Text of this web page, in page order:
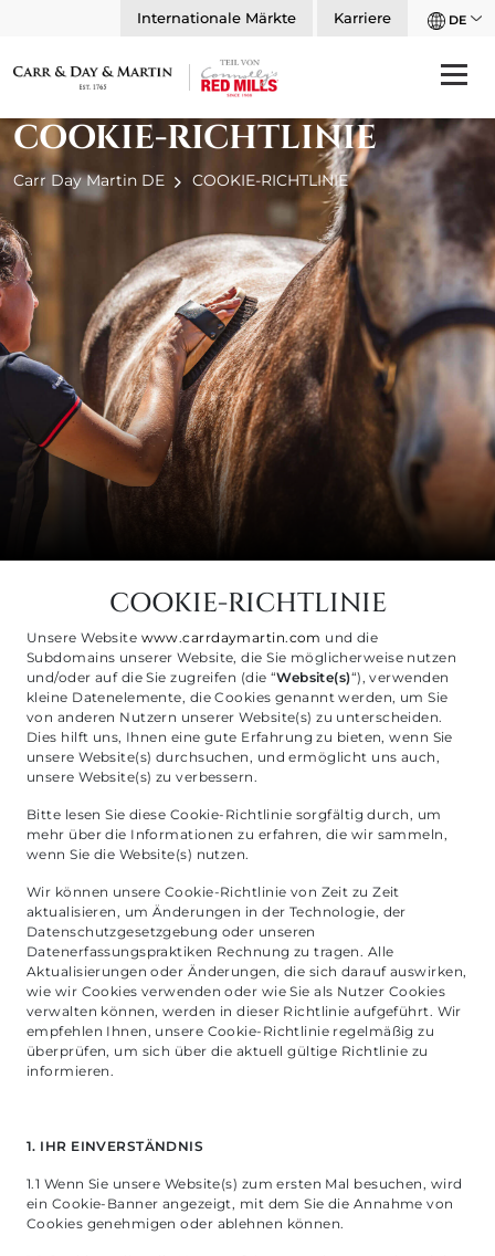
Internationale Märkte Karriere DE
COOKIE-RICHTLINIE
Carr Day Martin DE COOKIE-RICHTLINIE
COOKIE-RICHTLINIE
Unsere Website www.carrdaymartin.com und die
Subdomains unserer Website, die Sie möglicherweise nutzen
und/oder auf die Sie zugreifen (die “Website(s)“), verwenden
kleine Datenelemente, die Cookies genannt werden, um Sie
von anderen Nutzern unserer Website(s) zu unterscheiden.
Dies hilft uns, Ihnen eine gute Erfahrung zu bieten, wenn Sie
unsere Website(s) durchsuchen, und ermöglicht uns auch,
unsere Website(s) zu verbessern.
Bitte lesen Sie diese Cookie-Richtlinie sorgfältig durch, um
mehr über die Informationen zu erfahren, die wir sammeln,
wenn Sie die Website(s) nutzen.
Wir können unsere Cookie-Richtlinie von Zeit zu Zeit
aktualisieren, um Änderungen in der Technologie, der
Datenschutzgesetzgebung oder unseren
Datenerfassungspraktiken Rechnung zu tragen. Alle
Aktualisierungen oder Änderungen, die sich darauf auswirken,
wie wir Cookies verwenden oder wie Sie als Nutzer Cookies
verwalten können, werden in dieser Richtlinie aufgeführt. Wir
empfehlen Ihnen, unsere Cookie-Richtlinie regelmäßig zu
überprüfen, um sich über die aktuell gültige Richtlinie zu
informieren.
1. IHR EINVERSTÄNDNIS
1.1 Wenn Sie unsere Website(s) zum ersten Mal besuchen, wird
ein Cookie-Banner angezeigt, mit dem Sie die Annahme von
Cookies genehmigen oder ablehnen können.